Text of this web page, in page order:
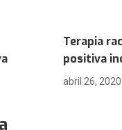
Terapia
positiva
abril 26, 2020